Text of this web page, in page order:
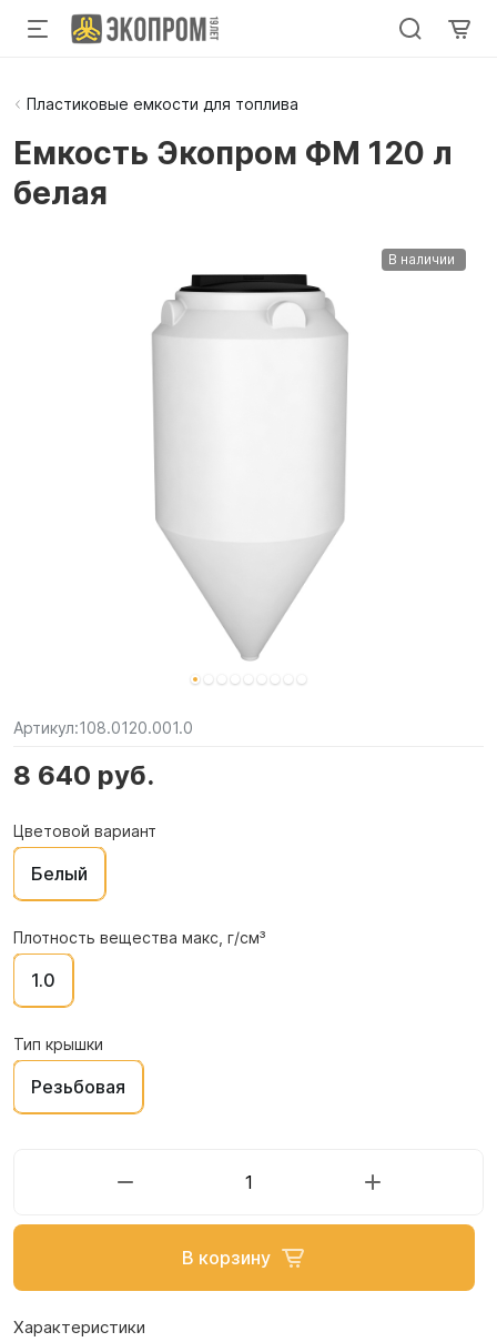
Пластиковые емкости для топлива
Емкость Экопром ФМ 120 л
белая
В наличии
Артикул:108.0120.001.0
8 640 руб.
Цветовой вариант
Белый
Плотность вещества макс, г/см³
1.0
Тип крышки
Резьбовая
В корзину
Характеристики